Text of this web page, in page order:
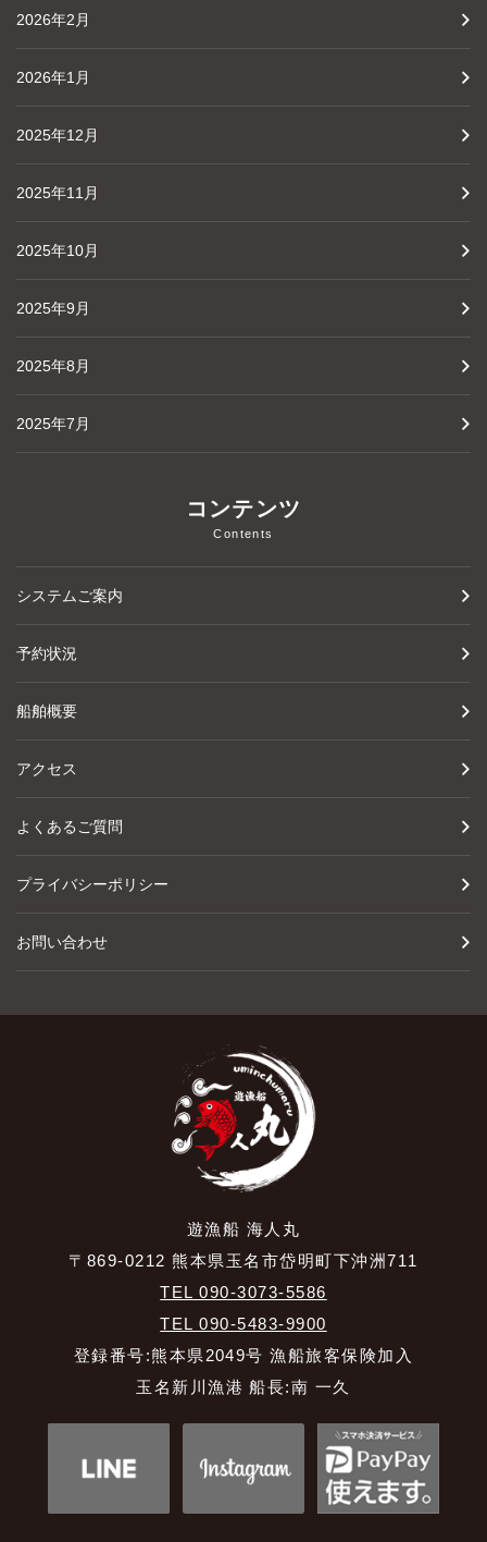
2026年2月
2026年1月
2025年12月
2025年11月
2025年10月
2025年9月
2025年8月
2025年7月
コンテンツ
Contents
システムご案内
予約状況
船舶概要
アクセス
よくあるご質問
プライバシーポリシー
お問い合わせ
遊漁船 海人丸
〒869-0212 熊本県玉名市岱明町下沖洲711
TEL 090-3073-5586
TEL 090-5483-9900
登録番号:熊本県2049号 漁船旅客保険加入
玉名新川漁港 船長:南 一久